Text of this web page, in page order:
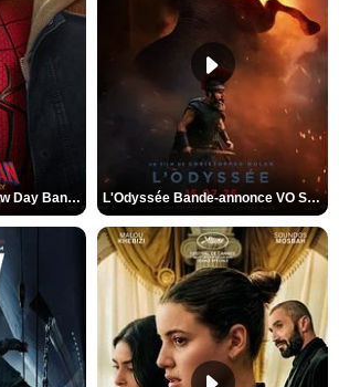
Spider-Man: Brand New Day Bande-annonce VO STFR L'Odyssée Bande-annonce VO STFR